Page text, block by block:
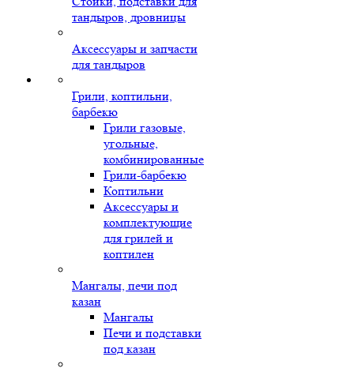
тандыров, дровницы
Аксессуары и запчасти
для тандыров
Грили, коптильни,
барбекю
Грили газовые,
угольные,
комбинированные
Грили-барбекю
Коптильни
Аксессуары и
комплектующие
для грилей и
коптилен
Мангалы, печи под
казан
Мангалы
Печи и подставки
под казан